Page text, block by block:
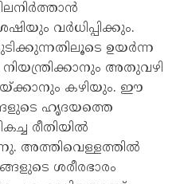
വർധിപ്പിക്കും.
ഉയർന്ന
നിയന്ത്രിക്കാനും അതുവഴി
കഴിയും. ഈ
ഹൃദയത്തെ
രീതിയിൽ
അത്തിവെള്ളത്തിൽ
ശരീരഭാരം